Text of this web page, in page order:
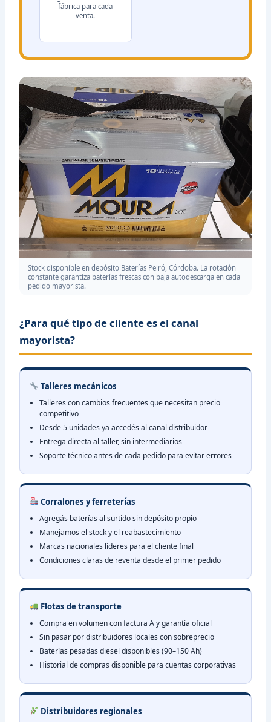
fábrica para cada
venta.
Stock disponible en depósito Baterías Peiró, Córdoba. La rotación
constante garantiza baterías frescas con baja autodescarga en cada
pedido mayorista.
¿Para qué tipo de cliente es el canal
mayorista?
Talleres mecánicos
Talleres con cambios frecuentes que necesitan precio
competitivo
Desde 5 unidades ya accedés al canal distribuidor
Entrega directa al taller, sin intermediarios
Soporte técnico antes de cada pedido para evitar errores
Corralones y ferreterías
Agregás baterías al surtido sin depósito propio
Manejamos el stock y el reabastecimiento
Marcas nacionales líderes para el cliente final
Condiciones claras de reventa desde el primer pedido
Flotas de transporte
Compra en volumen con factura A y garantía oficial
Sin pasar por distribuidores locales con sobreprecio
Baterías pesadas diesel disponibles (90–150 Ah)
Historial de compras disponible para cuentas corporativas
Distribuidores regionales